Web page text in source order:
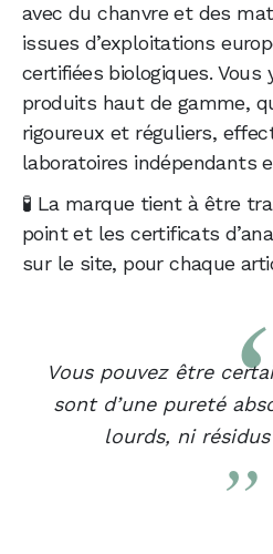
avec du chanvre et des
issues d’exploitations
certifiées biologiques. Vous
produits haut de gamme,
rigoureux et réguliers,
laboratoires indépendants
🧪 La marque tient à être
point et les certificats
sur le site, pour chaque
Vous pouvez être
sont d’une pureté
lourds, ni